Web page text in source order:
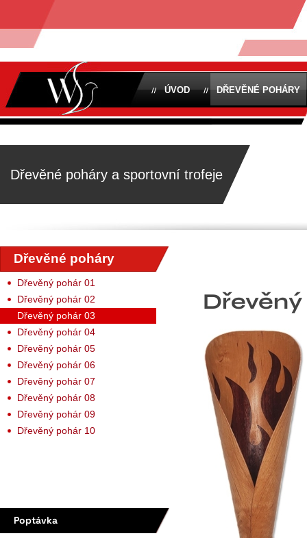
Dřevěné poháry
Dřevěný pohár 01
Dřevěný pohár 02
Dřevěný pohár 03
Dřevěný pohár 04
Dřevěný pohár 05
Dřevěný pohár 06
Dřevěný pohár 07
Dřevěný pohár 08
Dřevěný pohár 09
Dřevěný pohár 10
Poptávka
Dřevěné poháry a sportovní trofeje
ÚVOD DŘEVĚNÉ POHÁRY